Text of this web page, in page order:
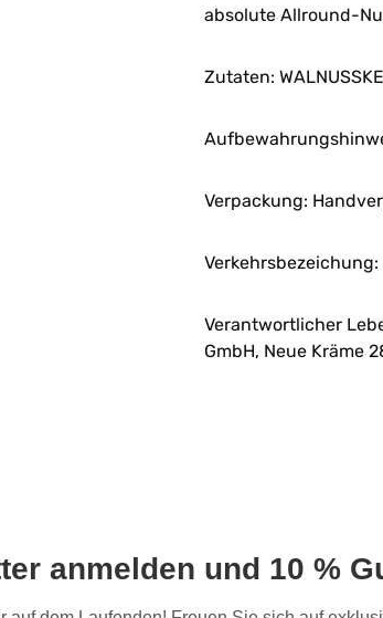
absolute Allround-
Zutaten:
Verpackung:
Verkehrsbezeichung:
Verantwortlicher
GmbH, Neue Kräme
anmelden und 10 %